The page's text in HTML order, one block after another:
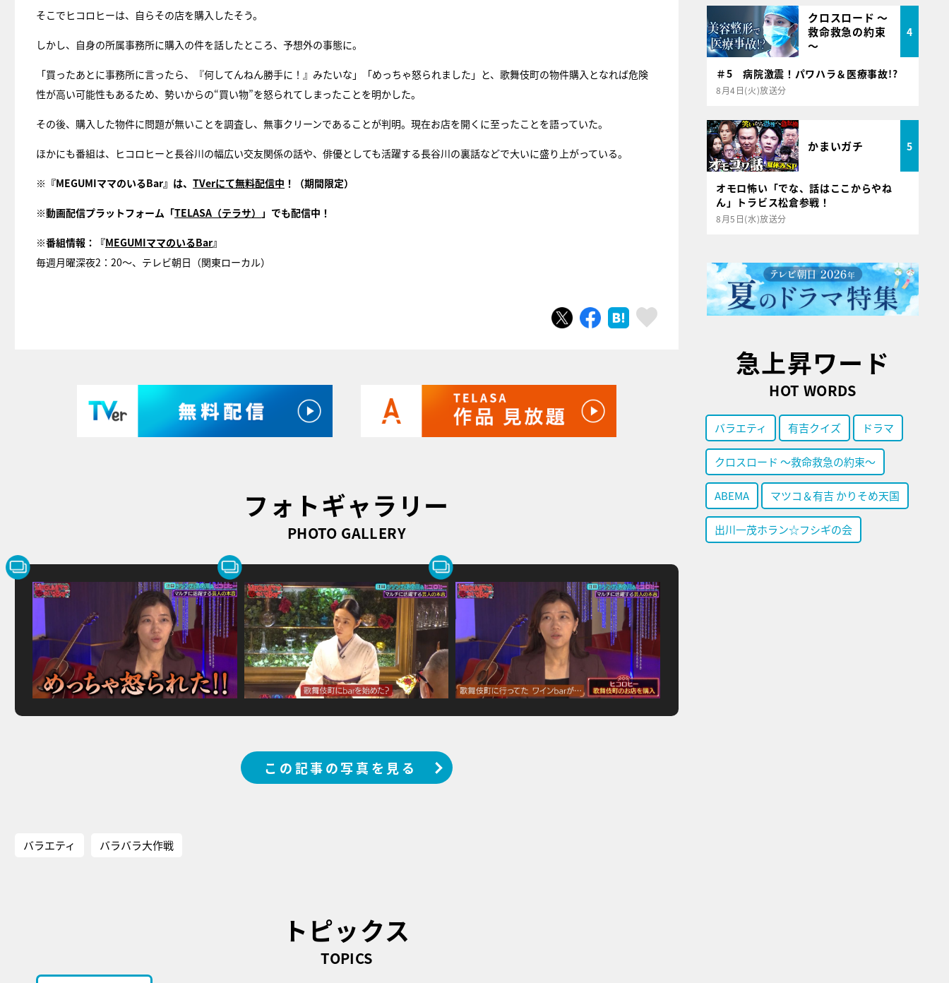
そこでヒコロヒーは、自らその店を購入したそう。
しかし、自身の所属事務所に購入の件を話したところ、予想外の事態に。
「買ったあとに事務所に言ったら、『何してんねん勝手に！』みたいな」「めっちゃ怒られました」と、歌舞伎町の物件購入となれば危険
性が高い可能性もあるため、勢いからの“買い物”を怒られてしまったことを明かした。
その後、購入した物件に問題が無いことを調査し、無事クリーンであることが判明。現在お店を開くに至ったことを語っていた。
ほかにも番組は、ヒコロヒーと長谷川の幅広い交友関係の話や、俳優としても活躍する長谷川の裏話などで大いに盛り上がっている。
※『MEGUMIママのいるBar』は、 TVerにて無料配信中 ！（期間限定）
※動画配信プラットフォーム「TELASA（テラサ） 」でも配信中！
※番組情報：『MEGUMIママのいるBar』
毎週月曜深夜2：20～、テレビ朝日（関東ローカル）
ツイートシェア はてブ スキボタン
フォトギャラリー
PHOTO GALLERY
この記事の写真を見る
バラエティ バラバラ大作戦
トピックス
TOPICS
クロスロード ～
救命救急の約束
～
4
＃5 病院激震！パワハラ＆医療事故!?
8月4日(火)放送分
かまいガチ 5
オモロ怖い「でな、話はここからやね
ん」トラビス松倉参戦！
8月5日(水)放送分
急上昇ワード
HOT WORDS
バラエティ 有吉クイズ ドラマ
クロスロード ～救命救急の約束～
ABEMA マツコ＆有吉 かりそめ天国
出川一茂ホラン☆フシギの会